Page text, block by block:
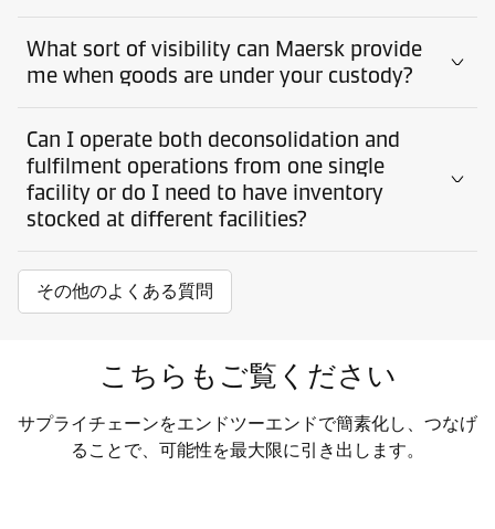
What sort of visibility can Maersk provide
me when goods are under your custody?
Can I operate both deconsolidation and
fulfilment operations from one single
facility or do I need to have inventory
stocked at different facilities?
その他のよくある質問
こちらもご覧ください
サプライチェーンをエンドツーエンドで簡素化し、つなげ
ることで、可能性を最大限に引き出します。